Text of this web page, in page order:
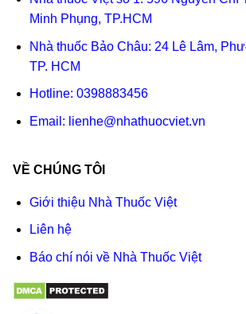
Minh Phụng, TP.HCM
Nhà thuốc Bảo Châu: 24 Lê Lâm,
TP. HCM
Hotline: 0398883456
Email: lienhe@nhathuocviet.vn
VỀ CHÚNG TÔI
Giới thiệu Nhà Thuốc Việt
Liên hệ
Báo chí nói về Nhà Thuốc Việt